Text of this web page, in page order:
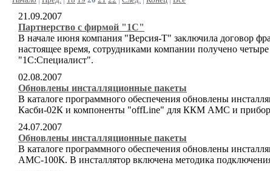
21.09.2007
Партнерство с фирмой "1С"
В начале июня компания "Версия-Т" заключила договор
настоящее время, сотрудниками компании получено
"1С:Специалист".
02.08.2007
Обновлены инсталляционные пакеты
В каталоге программного обеспечения обновлены
Касби-02К и компоненты "offLine" для ККМ АМС и
24.07.2007
Обновлены инсталляционные пакеты
В каталоге программного обеспечения обновлены
АМС-100К. В инсталлятор включена методика